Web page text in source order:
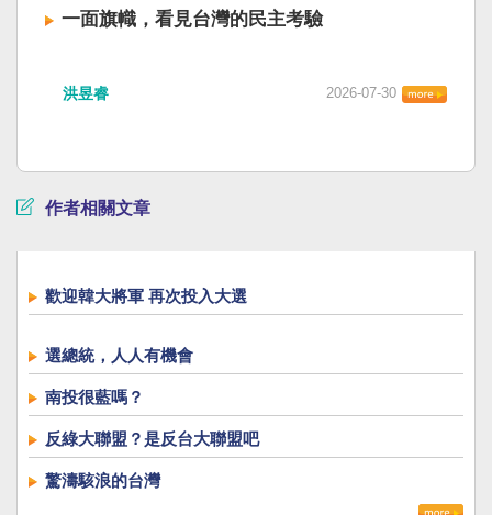
一面旗幟，看見台灣的民主考驗
洪昱睿 2026-07-30
作者相關文章
歡迎韓大將軍 再次投入大選
選總統，人人有機會
南投很藍嗎？
反綠大聯盟？是反台大聯盟吧
驚濤駭浪的台灣